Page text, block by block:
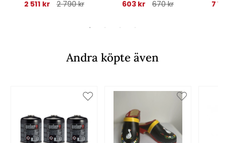
2 511 kr
2 790 kr 603 kr 670 kr
7
Andra köpte även